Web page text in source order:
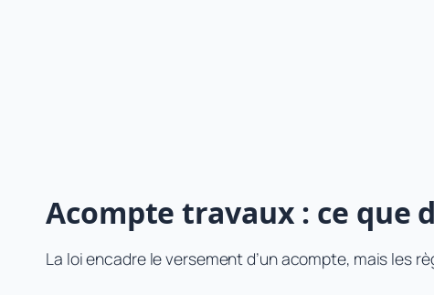
Acompte travaux : ce que
La loi encadre le versement d’un acompte, mais les